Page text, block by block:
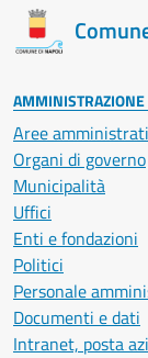
AMMINISTRAZIONE
Aree
Organi di governo
Municipalità
Uffici
Enti e fondazioni
Politici
Personale
Documenti e dati
Intranet, posta